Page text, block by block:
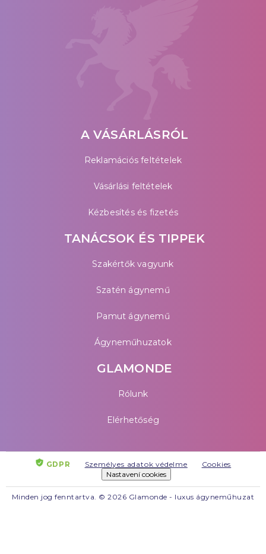
A VÁSÁRLÁSRÓL
Reklamációs feltételek
Vásárlási feltételek
Kézbesítés és fizetés
TANÁCSOK ÉS TIPPEK
Szakértők vagyunk
Szatén ágynemű
Pamut ágynemű
Ágyneműhuzatok
GLAMONDE
Rólunk
Elérhetőség
GDPR Személyes adatok védelme
Cookies
Nastavení cookies
Minden jog fenntartva. © 2026 Glamonde - luxus ágyneműhuzat